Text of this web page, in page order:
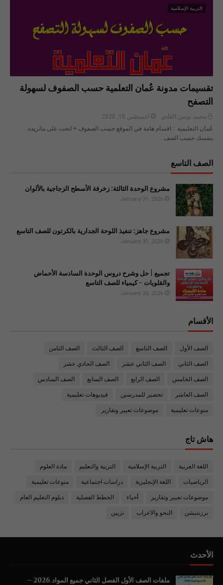
التربية الإسلامية
تقسيمات مدونة عُمان التعلمية حسب الصفوف لسهولة
التصفح
محمد يونس الغادي
أغسطس 10, 2020
عُمان التعليمية :: اقسام هامة في الموقع حسب الصفوف + ابحث على ماتريده
بنفسك حسب الصف…
الصف التاسع
مشروع الوحدة الثالثة: زخرفة الأسطح الزجاجية بالألوان
January 31, 2026
مشروع جاهز: تنفيذ اللوحة الجدارية بالكرتون للصف التاسع
January 31, 2026
تجميع | حل وشرح دروس الوحدة السادسة الأحماض
والقلويات - كيمياء للصف التاسع
January 26, 2026
الأقسام
الصف الأول الصف التاسع الصف الثالث الصف الثامن
الصف الثاني الصف الثاني عشر الصف الحادي عشر
الصف الخامس الصف الرابع الصف السابع الصف السادس
الصف العاشر تحضير للمدرسين فيديوهات تعليمية
منوعات تعليمية موضوعات تعبير وتقارير
هاش تاج
اللغة العربية التربية الإسلامية التربية والتعليم مادة العلوم
الرياضيات اللغة الإنجليزية دراسات اجتماعية منوعات تعليمية
موضوعات تعبير وتقارير أحياء الخطط الفصلية دبلوم التعليم العام
برزنتيشن النحو والاعراب تزيين
الأحدث
ملفات الصف الأول الفصل الثاني جميع المواد 2026 –